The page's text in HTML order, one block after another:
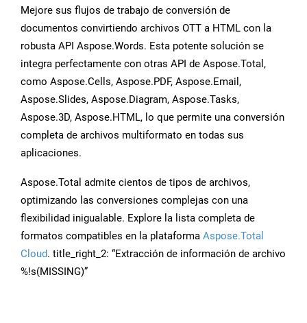
Mejore sus flujos de trabajo de conversión de
documentos convirtiendo archivos OTT a HTML con la
robusta API Aspose.Words. Esta potente solución se
integra perfectamente con otras API de Aspose.Total,
como Aspose.Cells, Aspose.PDF, Aspose.Email,
Aspose.Slides, Aspose.Diagram, Aspose.Tasks,
Aspose.3D, Aspose.HTML, lo que permite una conversión
completa de archivos multiformato en todas sus
aplicaciones.
Aspose.Total admite cientos de tipos de archivos,
optimizando las conversiones complejas con una
flexibilidad inigualable. Explore la lista completa de
formatos compatibles en la plataforma Aspose.Total
Cloud. title_right_2: “Extracción de información de archivo
%!s(MISSING)”